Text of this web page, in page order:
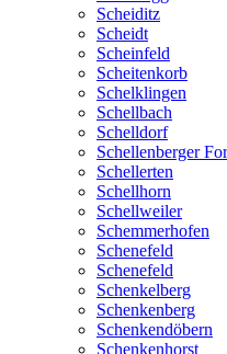
Scheiditz
Scheidt
Scheinfeld
Scheitenkorb
Schelklingen
Schellbach
Schelldorf
Schellenberger
Schellerten
Schellhorn
Schellweiler
Schemmerhofen
Schenefeld
Schenefeld
Schenkelberg
Schenkenberg
Schenkendöbern
Schenkenhorst